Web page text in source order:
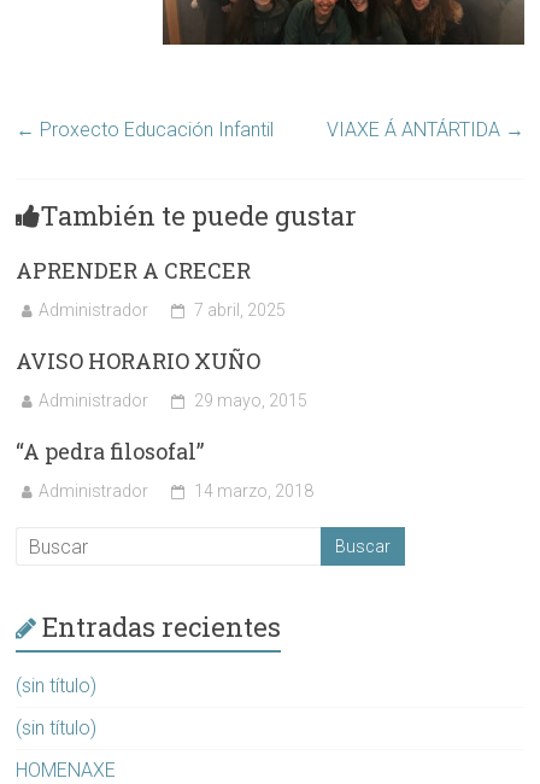
← Proxecto Educación Infantil VIAXE Á ANTÁRTIDA →
También te puede gustar
APRENDER A CRECER
Administrador 7 abril, 2025
AVISO HORARIO XUÑO
Administrador 29 mayo, 2015
“A pedra filosofal”
Administrador 14 marzo, 2018
Entradas recientes
(sin título)
(sin título)
HOMENAXE